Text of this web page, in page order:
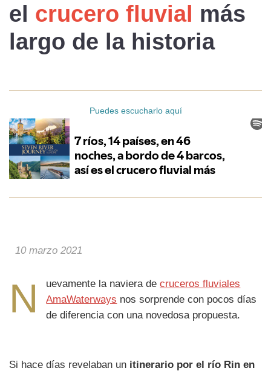
el crucero fluvial más
largo de la historia
Puedes escucharlo aquí
10 marzo 2021
N uevamente la naviera decruceros fluviales
AmaWaterways nos sorprende con pocos días
de diferencia con una novedosa propuesta.
Si hace días revelaban un itinerario por el río Rin en